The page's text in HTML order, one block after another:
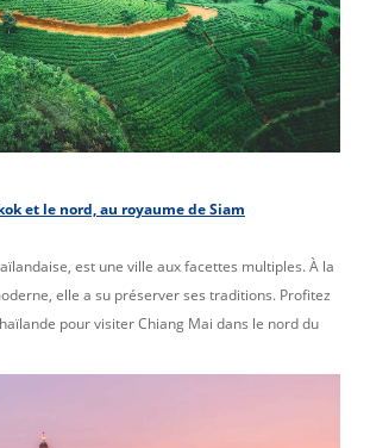
et le nord, au royaume de Siam
est une ville aux facettes multiples. À la
elle a su préserver ses traditions. Profitez
pour visiter Chiang Mai dans le nord du